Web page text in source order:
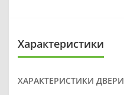
Характеристики
ХАРАКТЕРИСТИКИ ДВЕРИ